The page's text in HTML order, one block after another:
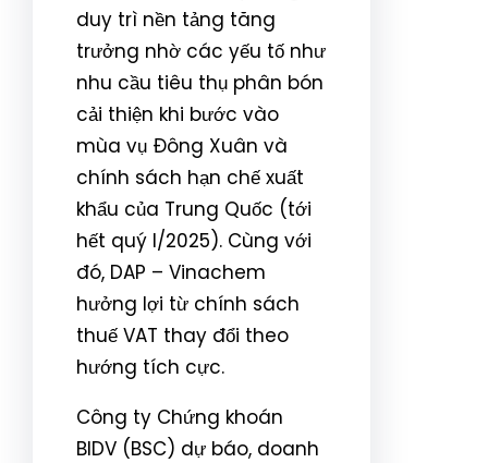
duy trì nền tảng tăng
trưởng nhờ các yếu tố như
nhu cầu tiêu thụ phân bón
cải thiện khi bước vào
mùa vụ Đông Xuân và
chính sách hạn chế xuất
khẩu của Trung Quốc (tới
hết quý I/2025). Cùng với
đó, DAP – Vinachem
hưởng lợi từ chính sách
thuế VAT thay đổi theo
hướng tích cực.
Công ty Chứng khoán
BIDV (BSC) dự báo, doanh